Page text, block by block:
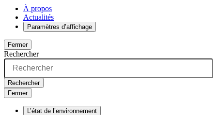
À propos
Actualités
Paramètres d’affichage
Fermer
Rechercher
Rechercher
Fermer
L’état de l’environnement